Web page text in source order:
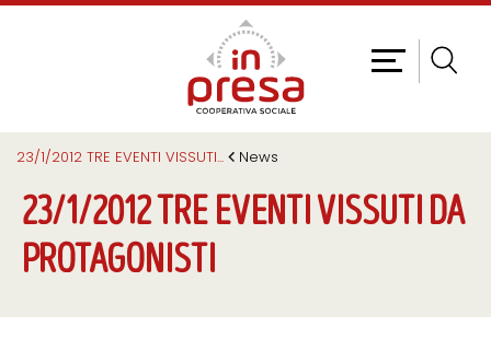
News
23/1/2012 TRE EVENTI VISSUTI...
23/1/2012 TRE EVENTI VISSUTI DA
PROTAGONISTI